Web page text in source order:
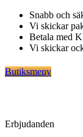
Hoppa
innehåll
Snabb och
Vi skickar
Betala med
Vi skickar
Butiksmeny
Erbjudanden